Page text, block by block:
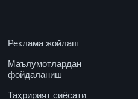
Реклама жойлаш
Маълумотлардан
фойдаланиш
Таҳририят сиёсати